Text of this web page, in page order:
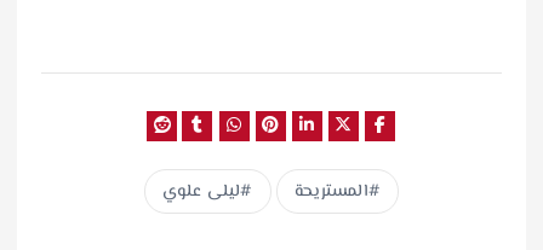
المستريحة ليلى علوي